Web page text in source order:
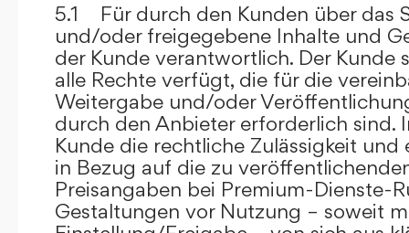
5.1 Für durch den Kunden über das
und/oder freigegebene Inhalte und
der Kunde verantwortlich. Der Kunde
alle Rechte verfügt, die für die
Weitergabe und/oder
durch den Anbieter erforderlich sind.
Kunde die rechtliche Zulässigkeit
in Bezug auf die zu
Preisangaben bei Premium-Dienste-
Gestaltungen vor Nutzung – soweit